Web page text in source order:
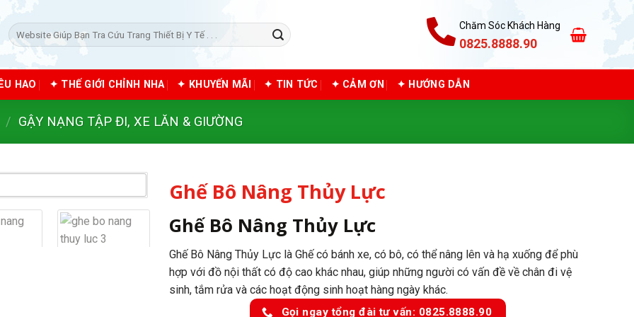
Tìm
kiếm:
Chăm Sóc Khách Hàng
0825.8888.90
HAO ✦ THẾ GIỚI CHỈNH NHA ✦ KHUYẾN MÃI ✦ TIN TỨC ✦ CẢM ƠN ✦ HƯỚNG DẪN
/ GẬY NẠNG TẬP ĐI, XE LĂN & GIƯỜNG
Ghế Bô Nâng Thủy Lực
Ghế Bô Nâng Thủy Lực
Ghế Bô Nâng Thủy Lực là Ghế có bánh xe, có bô, có thể nâng lên và hạ xuống để phù
hợp với đồ nội thất có độ cao khác nhau, giúp những người có vấn đề về chân đi vệ
sinh, tắm rửa và các hoạt động sinh hoạt hàng ngày khác.
Gọi ngay tổng đài tư vấn: 0825.8888.90